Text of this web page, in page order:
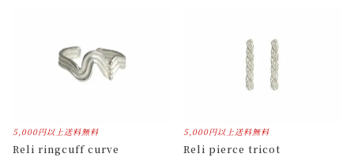
5,000円以上送料無料
Reli ringcuff curve
5,000円以上送料無料
Reli pierce tricot